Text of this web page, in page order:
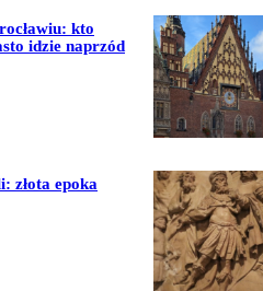
kto
idzie naprzód
złota epoka